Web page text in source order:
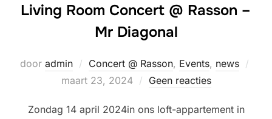
Living Room Concert @ Rasson –
Mr Diagonal
door admin Concert @ Rasson, Events, news
maart 23, 2024 Geen reacties
Zondag 14 april 2024in ons loft-appartement in